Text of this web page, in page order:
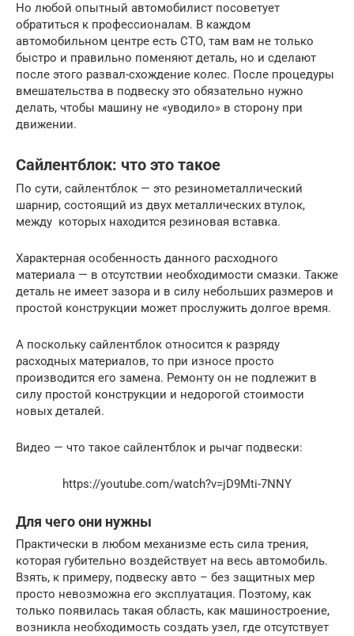
Но любой опытный автомобилист посоветует
обратиться к профессионалам. В каждом
автомобильном центре есть СТО, там вам не только
быстро и правильно поменяют деталь, но и сделают
после этого развал-схождение колес. После процедуры
вмешательства в подвеску это обязательно нужно
делать, чтобы машину не «уводило» в сторону при
движении.
Сайлентблок: что это такое
По сути, сайлентблок — это резинометаллический
шарнир, состоящий из двух металлических втулок,
между которых находится резиновая вставка.
Характерная особенность данного расходного
материала — в отсутствии необходимости смазки. Также
деталь не имеет зазора и в силу небольших размеров и
простой конструкции может прослужить долгое время.
А поскольку сайлентблок относится к разряду
расходных материалов, то при износе просто
производится его замена. Ремонту он не подлежит в
силу простой конструкции и недорогой стоимости
новых деталей.
Видео — что такое сайлентблок и рычаг подвески:
https://youtube.com/watch?v=jD9Mti-7NNY
Для чего они нужны
Практически в любом механизме есть сила трения,
которая губительно воздействует на весь автомобиль.
Взять, к примеру, подвеску авто – без защитных мер
просто невозможна его эксплуатация. Поэтому, как
только появилась такая область, как машиностроение,
возникла необходимость создать узел, где отсутствует